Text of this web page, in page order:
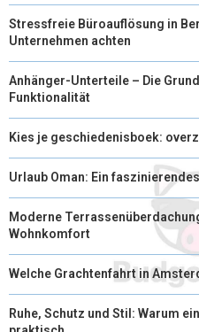
Stressfreie Büroauflösung in
Unternehmen achten
Anhänger-Unterteile – Die
Funktionalität
Kies je geschiedenisboek:
Urlaub Oman: Ein
Moderne
Wohnkomfort
Welche Grachtenfahrt in
Ruhe, Schutz und Stil: Warum